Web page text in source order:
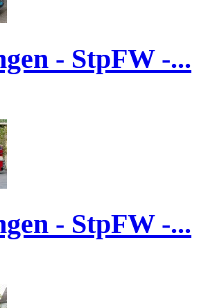
- StpFW -...
- StpFW -...